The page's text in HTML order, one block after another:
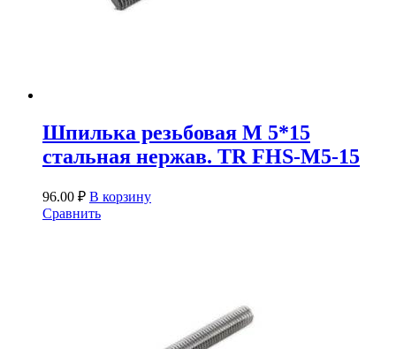
Шпилька резьбовая М 5*15
стальная нержав. TR FHS-M5-15
96.00 ₽ В корзину
Сравнить